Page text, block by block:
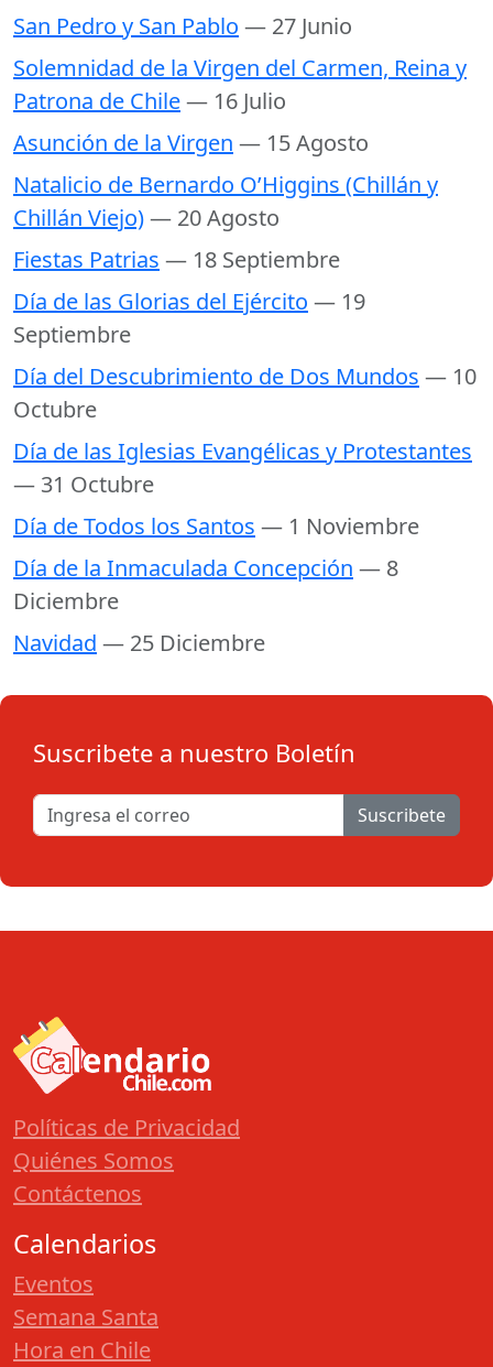
San Pedro y San Pablo — 27 Junio
Solemnidad de la Virgen del Carmen, Reina y
Patrona de Chile— 16 Julio
Asunción de la Virgen — 15 Agosto
Natalicio de Bernardo O’Higgins (Chillán y
Chillán Viejo)— 20 Agosto
Fiestas Patrias — 18 Septiembre
Día de las Glorias del Ejército — 19
Septiembre
Día del Descubrimiento de Dos Mundos — 10
Octubre
Día de las Iglesias Evangélicas y Protestantes
— 31 Octubre
Día de Todos los Santos — 1 Noviembre
Día de la Inmaculada Concepción — 8
Diciembre
Navidad — 25 Diciembre
Suscribete a nuestro Boletín
Suscribete
Políticas de Privacidad
Quiénes Somos
Contáctenos
Calendarios
Eventos
Semana Santa
Hora en Chile